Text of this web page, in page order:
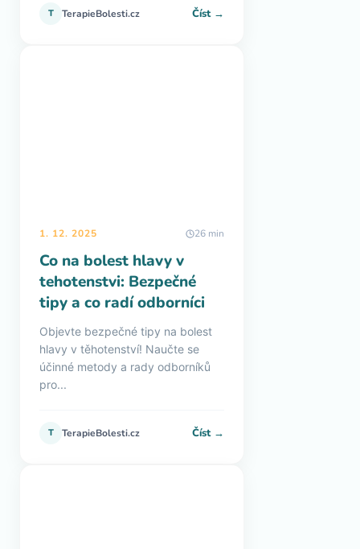
T TerapieBolesti.cz Číst →
1. 12. 2025 26 min
Co na bolest hlavy v
tehotenstvi: Bezpečné
tipy a co radí odborníci
Objevte bezpečné tipy na bolest
hlavy v těhotenství! Naučte se
účinné metody a rady odborníků
pro...
T TerapieBolesti.cz Číst →